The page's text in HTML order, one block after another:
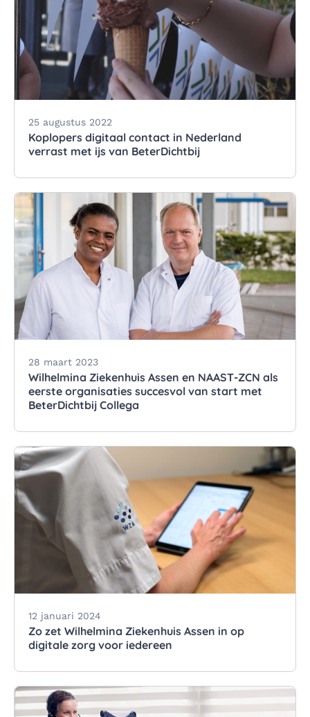
25 augustus 2022
Koplopers digitaal contact in Nederland
verrast met ijs van BeterDichtbij
28 maart 2023
Wilhelmina Ziekenhuis Assen en NAAST-ZCN als
eerste organisaties succesvol van start met
BeterDichtbij Collega
12 januari 2024
Zo zet Wilhelmina Ziekenhuis Assen in op
digitale zorg voor iedereen